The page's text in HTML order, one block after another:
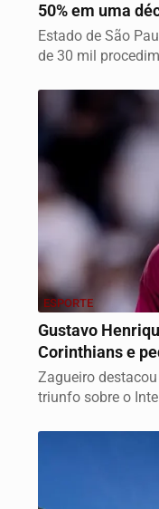
50% em uma
Estado de São
de 30 mil
ESPORTE
Gustavo
Corinthians e
Zagueiro
triunfo sobre o